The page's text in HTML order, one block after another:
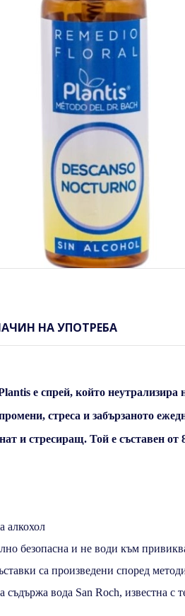
НА УПОТРЕБА
е спрей, който
стреса и забързаното
и стресиращ. Той е съставен
алкохол
безопасна и не води към
са произведени според
съдържа вода San Roch, известна с